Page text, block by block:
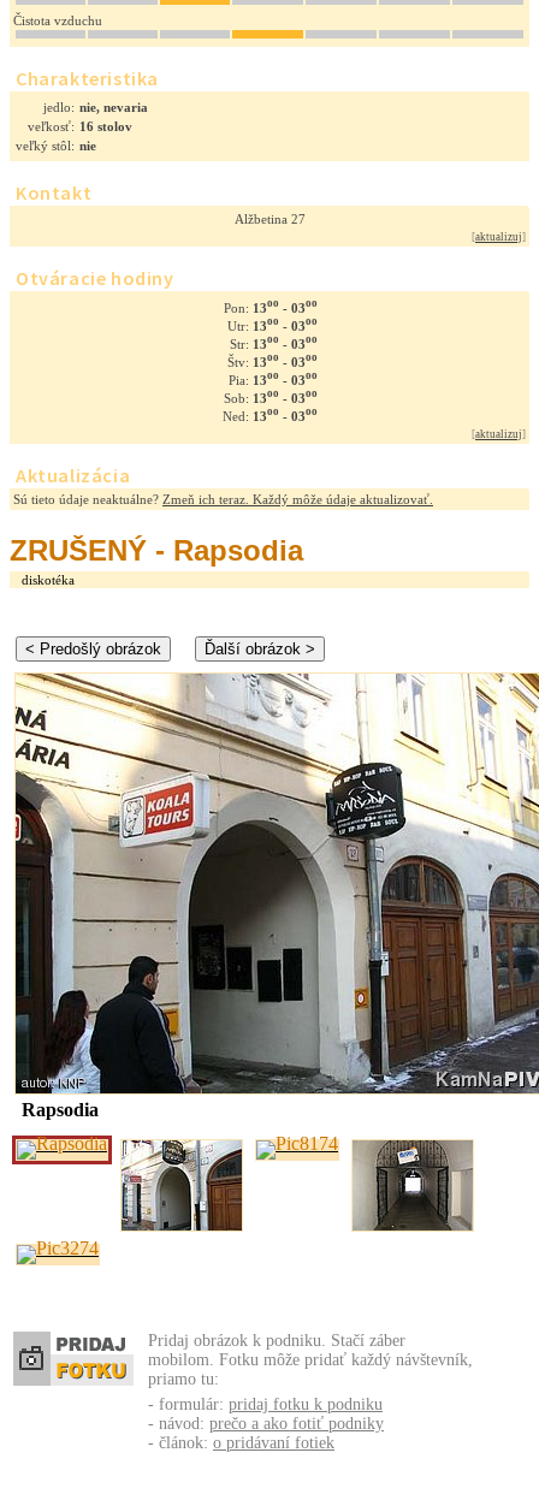
Čistota vzduchu
Charakteristika
jedlo: nie, nevaria
veľkosť: 16 stolov
veľký stôl: nie
Kontakt
Alžbetina 27
[aktualizuj]
Otváracie hodiny
Pon: 13oo- 03oo
Utr: 13oo- 03oo
Str: 13oo- 03oo
Štv: 13oo- 03oo
Pia: 13oo- 03oo
Sob: 13oo- 03oo
Ned: 13oo- 03oo
[aktualizuj]
Aktualizácia
Sú tieto údaje neaktuálne? Zmeň ich teraz. Každý môže údaje aktualizovať.
ZRUŠENÝ - Rapsodia
diskotéka
Rapsodia
Pridaj obrázok k podniku. Stačí záber
mobilom. Fotku môže pridať každý návštevník,
priamo tu:
- formulár: pridaj fotku k podniku
- návod: prečo a ako fotiť podniky
- článok: o pridávaní fotiek